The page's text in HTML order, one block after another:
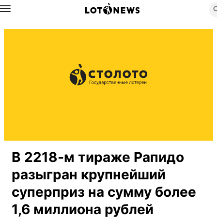
Назад
В 2218-м тираже Рапидо
разыгран крупнейший
суперприз на сумму более
1,6 миллиона рублей